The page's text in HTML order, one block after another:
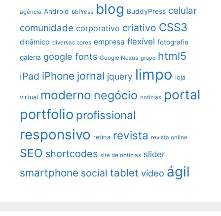
agência Android bbPress blog BuddyPress celular
comunidade corporativo criativo CSS3
dinâmico diversas cores empresa flexível fotografia
galeria google fonts Google Nexus grupo html5
iPad iPhone jornal jquery limpo loja
virtual moderno negócio notícias portal
portfolio profissional
responsivo retina revista revista online
SEO shortcodes site de notícias slider
smartphone social tablet vídeo ágil